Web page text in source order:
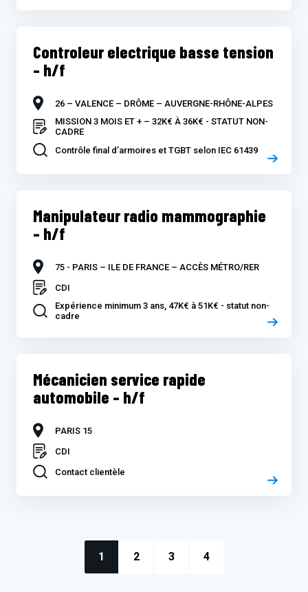
Controleur electrique basse tension
– h/f
26 – VALENCE – DRÔME – AUVERGNE-RHÔNE-ALPES
MISSION 3 MOIS ET + – 32K€ À 36K€ - STATUT NON-
CADRE
Contrôle final d’armoires et TGBT selon IEC 61439
Manipulateur radio mammographie
– h/f
75 - PARIS – ILE DE FRANCE – ACCÈS MÉTRO/RER
CDI
Expérience minimum 3 ans, 47K€ à 51K€ - statut non-
cadre
Mécanicien service rapide
automobile – h/f
PARIS 15
CDI
Contact clientèle
1 2 3 4